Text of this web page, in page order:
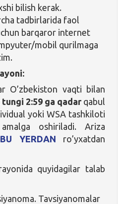
bilish kerak.
tadbirlarida faol
barqaror internet
mobil qurilmaga
O’zbekiston vaqti bilan
2:59 ga qadar qabul
yoki WSA tashkiloti
oshiriladi. Ariza
BU YERDAN ro’yxatdan
quyidagilar talab
Tavsiyanomalar